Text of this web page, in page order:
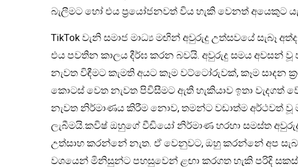
බැලීමට හෝ එය ප්‍රයෝජනවත් විය හැකි වෙනත් අයෙකුට
TikTok වැනි සමාජ මාධ්‍ය මඟින් අවුරුදු උත්සවයේ
එය පවතින කාලය දීර්ඝ කරන බවයි. අවුරුදු සමය අවසන්
නැවත විඳීමට කැමති අයට කෑම වට්ටෝරුවක්, කෑම සාදන
කොටස් වෙත නැවත පිවිසීමට ඇති හැකියාව ඉතා
නැවත නිර්මාණය කිරීම නොව, තමන්ට වඩාත්ම අර්ථවත් වූ
ලැබීමයි.කවිෂ් ඔහුගේ වීඩියෝ නිර්මාණ හරහා සමස්ත
උත්සාහ කරන්නේ නැත. ඒ වෙනුවට, ඔහු කරන්නේ අප
වශයෙන් මිනිසුන්ට පහසුවෙන් ළඟා කරගත හැකි පරිදි සකස්